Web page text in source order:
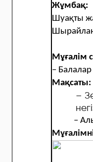
Жұмбақ:
Шуақты
Мұғалім
–
Мақсаты:
–
–